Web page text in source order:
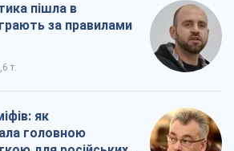
пішла в
за правилами
т.
як
головною